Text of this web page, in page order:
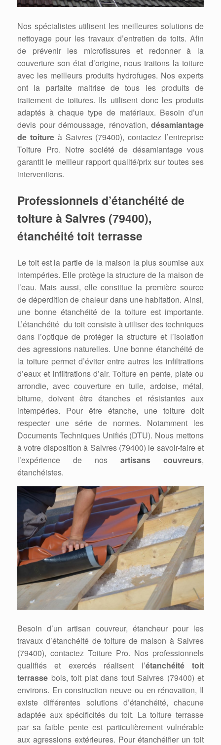
Nos spécialistes utilisent les meilleures solutions de
nettoyage pour les travaux d’entretien de toits. Afin
de prévenir les microfissures et redonner à la
couverture son état d’origine, nous traitons la toiture
avec les meilleurs produits hydrofuges. Nos experts
ont la parfaite maitrise de tous les produits de
traitement de toitures. Ils utilisent donc les produits
adaptés à chaque type de matériaux. Besoin d’un
devis pour démoussage, rénovation, désamiantage
de toitureà Saivres (79400), contactez l’entreprise
Toiture Pro. Notre société de désamiantage vous
garantit le meilleur rapport qualité/prix sur toutes ses
interventions.
Professionnels d’étanchéité de
toiture à Saivres (79400),
étanchéité toit terrasse
Le toit est la partie de la maison la plus soumise aux
intempéries. Elle protège la structure de la maison de
l’eau. Mais aussi, elle constitue la première source
de déperdition de chaleur dans une habitation. Ainsi,
une bonne étanchéité de la toiture est importante.
L’étanchéité du toit consiste à utiliser des techniques
dans l’optique de protéger la structure et l’isolation
des agressions naturelles. Une bonne étanchéité de
la toiture permet d’éviter entre autres les infiltrations
d’eaux et infiltrations d’air. Toiture en pente, plate ou
arrondie, avec couverture en tuile, ardoise, métal,
bitume, doivent être étanches et résistantes aux
intempéries. Pour être étanche, une toiture doit
respecter une série de normes. Notamment les
Documents Techniques Unifiés (DTU). Nous mettons
à votre disposition à Saivres (79400) le savoir-faire et
l’expérience de nos artisans couvreurs,
étanchéistes.
Besoin d’un artisan couvreur, étancheur pour les
travaux d’étanchéité de toiture de maison à Saivres
(79400), contactez Toiture Pro. Nos professionnels
qualifiés et exercés réalisent l’étanchéité toit
terrasse bois, toit plat dans tout Saivres (79400) et
environs. En construction neuve ou en rénovation, Il
existe différentes solutions d’étanchéité, chacune
adaptée aux spécificités du toit. La toiture terrasse
par sa faible pente est particulièrement vulnérable
aux agressions extérieures. Pour étanchéifier un toit